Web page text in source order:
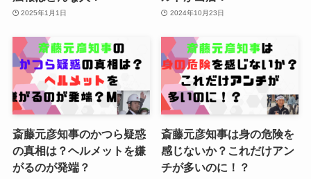
2025年1月1日 2024年10月23日
斎藤元彦知事のかつら疑惑
の真相は？ヘルメットを嫌
がるのが発端？
斎藤元彦知事は身の危険を
感じないか？これだけアン
チが多いのに！？